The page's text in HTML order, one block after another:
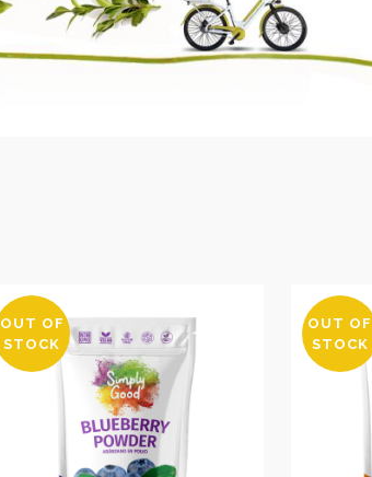
OUT OF
STOCK
OUT OF
STOCK